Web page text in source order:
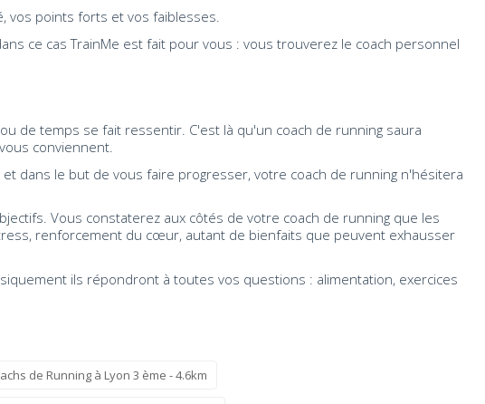
vos points forts et vos faiblesses.
ce cas TrainMe est fait pour vous : vous trouverez le coach personnel
de temps se fait ressentir. C'est là qu'un coach de running saura
conviennent.
dans le but de vous faire progresser, votre coach de running n'hésitera
Vous constaterez aux côtés de votre coach de running que les
renforcement du cœur, autant de bienfaits que peuvent exhausser
ils répondront à toutes vos questions : alimentation, exercices
de Running à Lyon 3 ème - 4.6km